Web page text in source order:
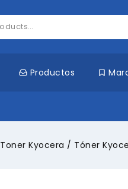
Productos
Toner Kyocera / Tóner